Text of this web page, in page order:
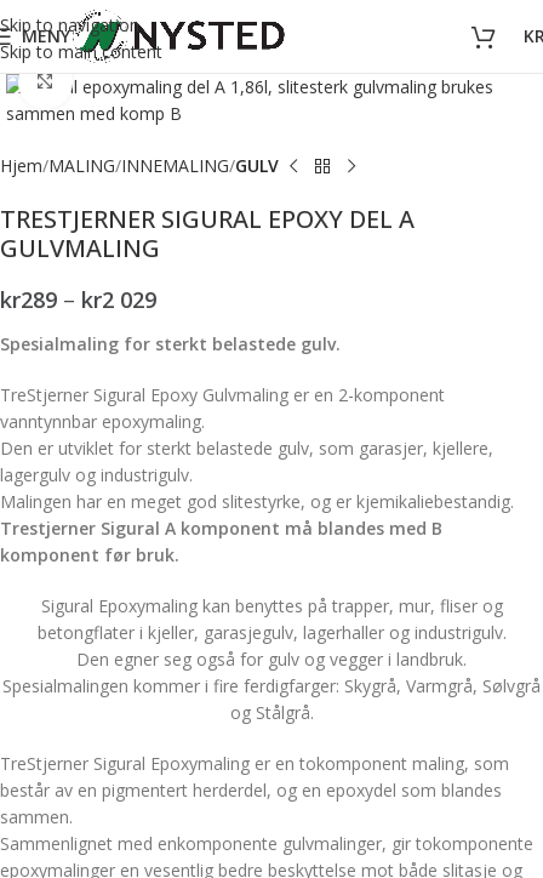
Skip to navigation
Skip to main content
MENY
Forstørr bilde
Hjem MALING INNEMALING GULV
TRESTJERNER SIGURAL EPOXY DEL A
GULVMALING
kr289 – kr2 029
Spesialmaling for sterkt belastede gulv.
TreStjerner Sigural Epoxy Gulvmaling er en 2-komponent
vanntynnbar epoxymaling.
Den er utviklet for sterkt belastede gulv, som garasjer, kjellere,
lagergulv og industrigulv.
Malingen har en meget god slitestyrke, og er kjemikaliebestandig.
Trestjerner Sigural A komponent må blandes med B
komponent før bruk.
Sigural Epoxymaling kan benyttes på trapper, mur, fliser og
betongflater i kjeller, garasjegulv, lagerhaller og industrigulv.
Den egner seg også for gulv og vegger i landbruk.
Spesialmalingen kommer i fire ferdigfarger: Skygrå, Varmgrå, Sølvgrå
og Stålgrå.
TreStjerner Sigural Epoxymaling er en tokomponent maling, som
består av en pigmentert herderdel, og en epoxydel som blandes
sammen.
Sammenlignet med enkomponente gulvmalinger, gir tokomponente
epoxymalinger en vesentlig bedre beskyttelse mot både slitasje og